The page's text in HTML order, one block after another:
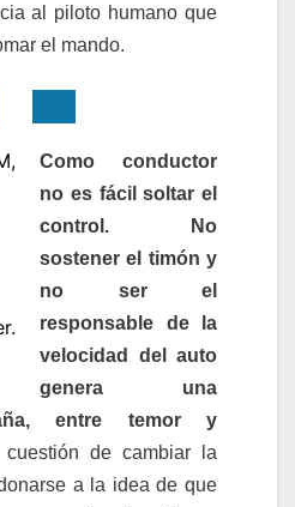
al piloto humano que
el mando.
Como conductor
no es fácil soltar el
control. No
sostener el timón y
no ser el
responsable de la
velocidad del auto
genera una
entre temor y
cuestión de cambiar la
a la idea de que